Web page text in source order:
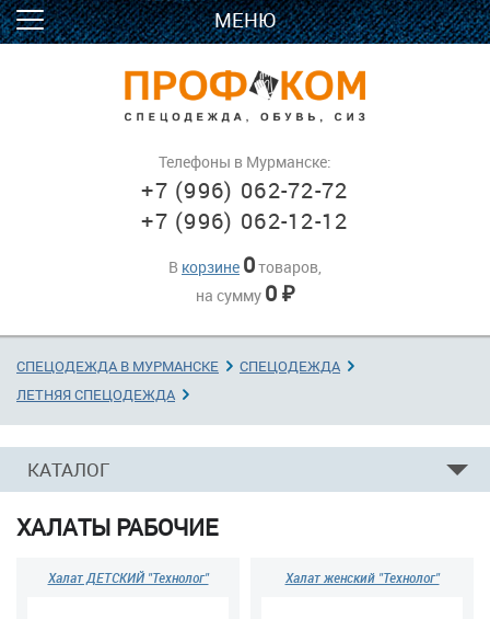
МЕНЮ
В корзине 0товаров,
на сумму 0 ₽
Телефоны в Мурманске:
+7 (996) 062-72-72
+7 (996) 062-12-12
СПЕЦОДЕЖДА В МУРМАНСКЕ → СПЕЦОДЕЖДА →
ЛЕТНЯЯ СПЕЦОДЕЖДА →
КАТАЛОГ
ХАЛАТЫ РАБОЧИЕ
Халат ДЕТСКИЙ "Технолог" Халат женский "Технолог"